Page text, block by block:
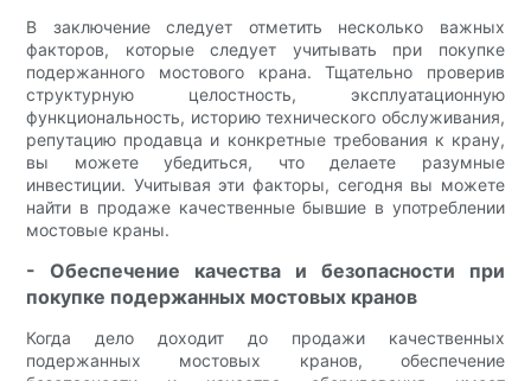
В заключение следует отметить несколько важных
факторов, которые следует учитывать при покупке
подержанного мостового крана. Тщательно проверив
структурную целостность, эксплуатационную
функциональность, историю технического обслуживания,
репутацию продавца и конкретные требования к крану,
вы можете убедиться, что делаете разумные
инвестиции. Учитывая эти факторы, сегодня вы можете
найти в продаже качественные бывшие в употреблении
мостовые краны.
- Обеспечение качества и безопасности при
покупке подержанных мостовых кранов
Когда дело доходит до продажи качественных
подержанных мостовых кранов, обеспечение